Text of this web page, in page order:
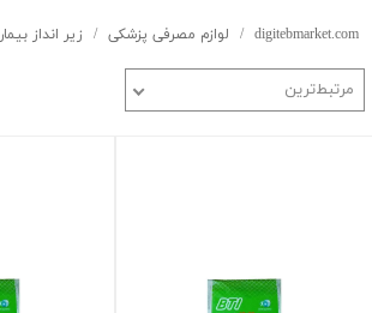
digitebmarket.com لوازم مصرفی پزشکی زیر انداز بیمار
مرتبط‌ترین